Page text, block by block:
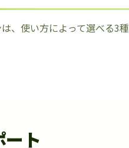
、使い方によって選べる3
ト